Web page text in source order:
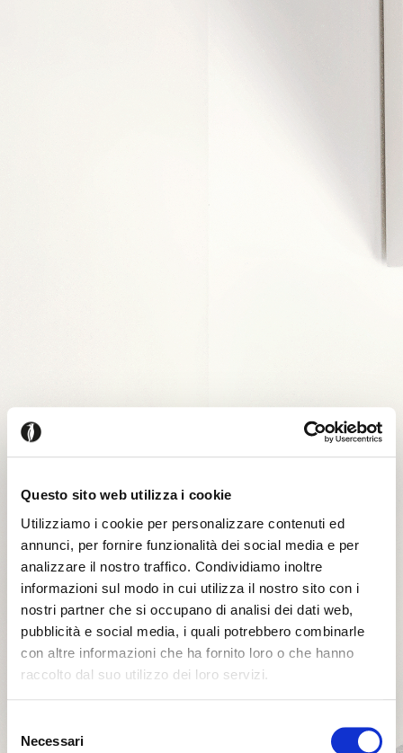
Questo sito web utilizza i cookie
Utilizziamo i cookie per personalizzare contenuti ed
annunci, per fornire funzionalità dei social media e per
analizzare il nostro traffico. Condividiamo inoltre
informazioni sul modo in cui utilizza il nostro sito con i
nostri partner che si occupano di analisi dei dati web,
pubblicità e social media, i quali potrebbero combinarle
con altre informazioni che ha fornito loro o che hanno
raccolto dal suo utilizzo dei loro servizi.
delNecessari
depuis un autre pays